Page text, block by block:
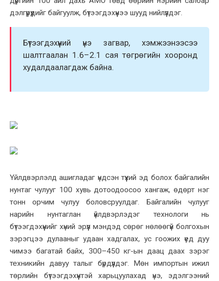
дэлгүүрүүдийг байгуулж, бүтээгдэхүүнээ шууд нийлүүлдэг.
Бүтээгдэхүүний үнэ загвар, хэмжээнээсээ
шалтгаалан 1.6–2.1 сая төгрөгийн хооронд
худалдаалагдаж байна.
Үйлдвэрлэлд ашигладаг үндсэн түүхий эд болох байгалийн
нунтаг чулууг 100 хувь дотоодоосоо хангаж, өдөрт нэг
тонн орчим чулуу боловсруулдаг. Байгалийн чулууг
нарийн нунтаглан үйлдвэрлэдэг технологи нь
бүтээгдэхүүнийг хүний эрүүл мэндэд сөрөг нөлөөгүй болгохын
зэрэгцээ дулааныг удаан хадгалах, ус гоожих үед дуу
чимээ багатай байх, 300–450 кг-ын даац даах зэрэг
техникийн давуу талыг бүрдүүлдэг. Мөн импортын ижил
төрлийн бүтээгдэхүүнтэй харьцуулахад үнэ, эдэлгээний